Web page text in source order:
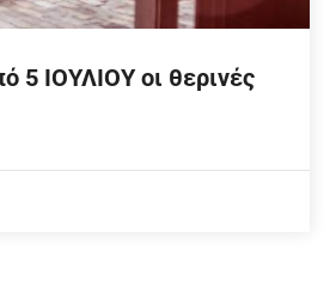
5 ΙΟΥΛΙΟΥ οι θερινές